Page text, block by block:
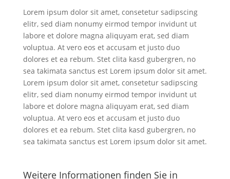
Lorem ipsum dolor sit amet, consetetur sadipscing
elitr, sed diam nonumy eirmod tempor invidunt ut
labore et dolore magna aliquyam erat, sed diam
voluptua. At vero eos et accusam et justo duo
dolores et ea rebum. Stet clita kasd gubergren, no
sea takimata sanctus est Lorem ipsum dolor sit amet.
Lorem ipsum dolor sit amet, consetetur sadipscing
elitr, sed diam nonumy eirmod tempor invidunt ut
labore et dolore magna aliquyam erat, sed diam
voluptua. At vero eos et accusam et justo duo
dolores et ea rebum. Stet clita kasd gubergren, no
sea takimata sanctus est Lorem ipsum dolor sit amet.
Weitere Informationen finden Sie in